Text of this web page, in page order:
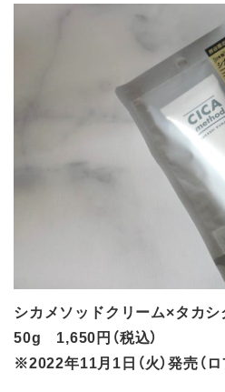
シカメソッドクリーム×タカシ
50g 1,650円（税込）
※2022年11月1日（火）発売（